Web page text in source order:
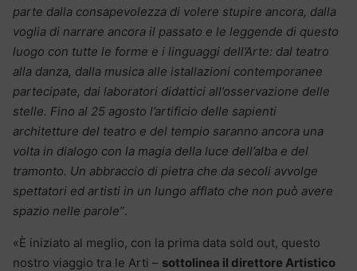
parte dalla consapevolezza di volere stupire ancora, dalla
voglia di narrare ancora il passato e le leggende di questo
luogo con tutte le forme e i linguaggi dell’Arte: dal teatro
alla danza, dalla musica alle istallazioni contemporanee
partecipate, dai laboratori didattici all’osservazione delle
stelle. Fino al 25 agosto l’artificio delle sapienti
architetture del teatro e del tempio saranno ancora una
volta in dialogo con la magia della luce dell’alba e del
tramonto. Un abbraccio di pietra che da secoli avvolge
spettatori ed artisti in un lungo afflato che non può avere
spazio nelle parole”.
«È iniziato al meglio, con la prima data sold out, questo
nostro viaggio tra le Arti – sottolinea il direttore Artistico